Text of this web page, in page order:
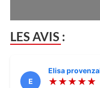
LES AVIS :
E
Elisa
★★★★★